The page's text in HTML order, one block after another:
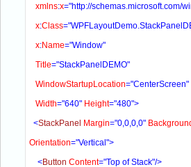
xmlns:x="http://schemas.microsoft.com/
x:Class
x:Name="Window"
Title="StackPanelDEMO"
WindowStartupLocation="CenterScreen"
Width="640" Height="480">
  <
StackPanel Margin="0,0,0,0"
Orientation="Vertical">
    <
Button Content="Top of Stack"/>